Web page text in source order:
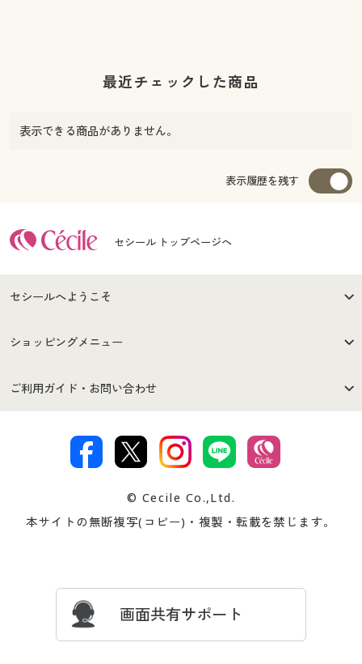
最近チェックした商品
表示できる商品がありません。
表示履歴を残す
セシール トップページへ
セシールへようこそ
はじめての方へ
セシールご利用規約
著作権・商標について 会社案内
ショッピングメニュー
商品カテゴリ
プレゼント＆キャンペーン サイトマップ
ご利用ガイド・お問い合わせ
交換・返品は お支払は
ついて
忘れの場合
© Cecile Co.,Ltd.
本サイトの無断複写(コピー)・複製・転載を禁じます。
画面共有サポート